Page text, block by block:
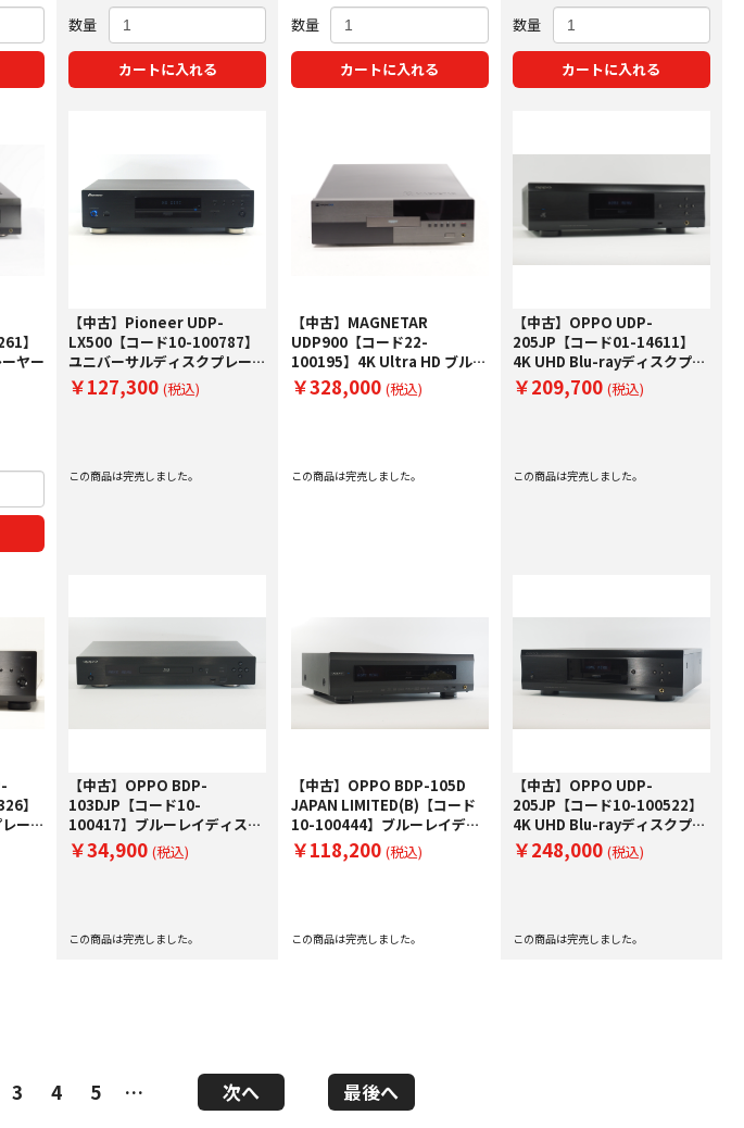
数量
カートに入れる
数量
カートに入れる
数量
カートに入れる
】
ヤー
【中古】Pioneer UDP-
LX500【コード10-100787】
ユニバーサルディスクプレーヤ
ー
￥127,300(税込)
この商品は完売しました。
【中古】MAGNETAR
UDP900【コード22-
100195】4K Ultra HD ブルー
レイプレーヤー
￥328,000 (税込)
この商品は完売しました。
【中古】OPPO UDP-
205JP【コード01-14611】
4K UHD Blu-rayディスクプレ
ーヤー
￥209,700 (税込)
この商品は完売しました。
】
ーヤ
【中古】OPPO BDP-
103DJP【コード10-
100417】ブルーレイディスク
プレーヤー
￥34,900(税込)
この商品は完売しました。
【中古】OPPO BDP-105D
JAPAN LIMITED(B)【コード
10-100444】ブルーレイディ
スクプレーヤー
￥118,200 (税込)
この商品は完売しました。
【中古】OPPO UDP-
205JP【コード10-100522】
4K UHD Blu-rayディスクプレ
ーヤー
￥248,000 (税込)
この商品は完売しました。
3 4 5 … 次へ 最後へ